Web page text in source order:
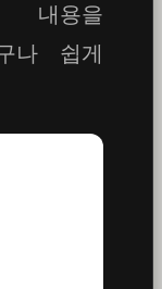
내용을
나 쉽게